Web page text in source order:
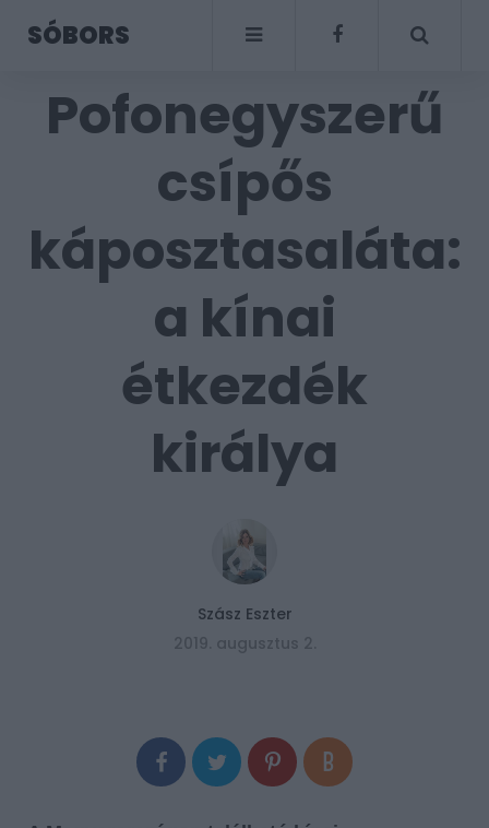
SÓBORS
Pofonegyszerű
csípős
káposztasaláta:
a kínai
étkezdék
királya
Szász Eszter
2019. augusztus 2.